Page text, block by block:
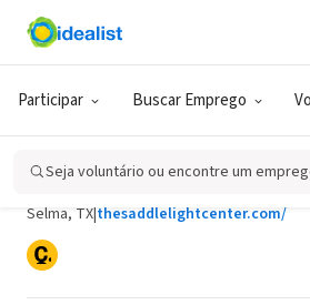
Participar Buscar Emprego
Seja voluntário ou encontre um
The Saddle Light
Therapeutic
Selma, TX|thesaddlelightcenter.com/